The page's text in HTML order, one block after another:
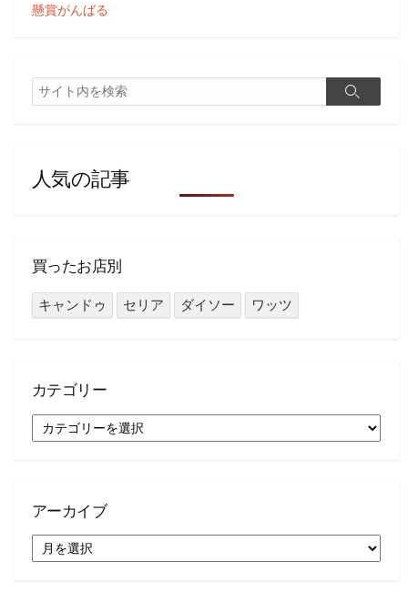
懸賞がんばる
検
索
検
人気の記事
買ったお店別
キャンドゥ セリア ダイソー ワッツ
カテゴリー
テ
アーカイブ
ー